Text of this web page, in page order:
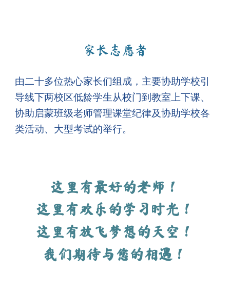
家长志愿者
由二十多位热心家长们组成，主要协助学校引
导线下两校区低龄学生从校门到教室上下课、
协助启蒙班级老师管理课堂纪律及协助学校各
类活动、大型考试的举行。
这里有最好的老师！
这里有欢乐的学习时光！
这里有放飞梦想的天空！
我们期待与您的相遇！